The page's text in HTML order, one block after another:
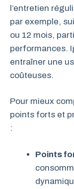
l’entretien
par exemple,
ou 12 mois,
performances.
entraîner une
coûteuses.
Pour mieux
points forts et
:
Points